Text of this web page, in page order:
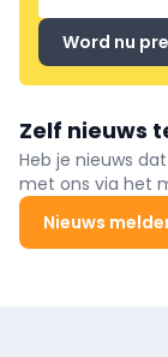
Word nu
Zelf nieuws
Heb je nieuws
met ons via het
Nieuws